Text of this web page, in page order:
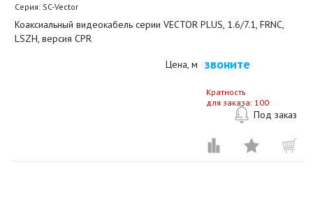
Серия: SC-Vector
Коаксиальный видеокабель серии VECTOR PLUS, 1.6/7.1, FRNC,
LSZH, версия CPR
Цена, м звоните
Кратность
для заказа: 100
Под заказ